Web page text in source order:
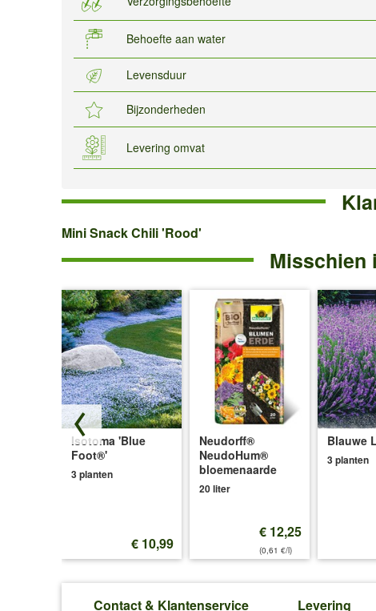
Behoefte aan water
Levensduur
Bijzonderheden
Levering omvat
Mini
'Rood'
Mini Snack Chili 'Rood'
Misschien
Isotoma 'Blue
Foot®'
3 planten
€ 10,99
Neudorff®
NeudoHum®
bloemenaarde
20 liter
€ 12,25
(0,61 €/l)
Blauwe
3 planten
Contact & Klantenservice Levering